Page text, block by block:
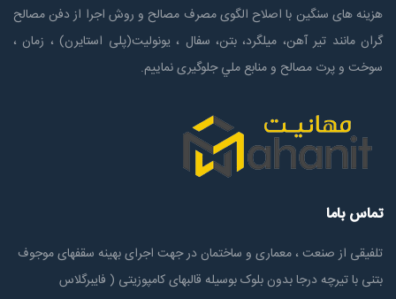
هزینه های سنگین با اصلاح الگوی مصرف مصالح و روش اجرا از دفن مصالح
گران مانند تیر آهن، میلگرد، بتن، سفال ، یونولیت(پلی استايرن) ، زمان ،
سوخت و پرت مصالح و منابع ملي جلوگیری نماییم.
تماس باما
تلفیقی از صنعت ، معماری و ساختمان در جهت اجرای بهینه سقفهای موجوف
بتنی با تیرچه درجا بدون بلوک بوسیله قالبهای کامپوزیتی ( فایبرگلاس